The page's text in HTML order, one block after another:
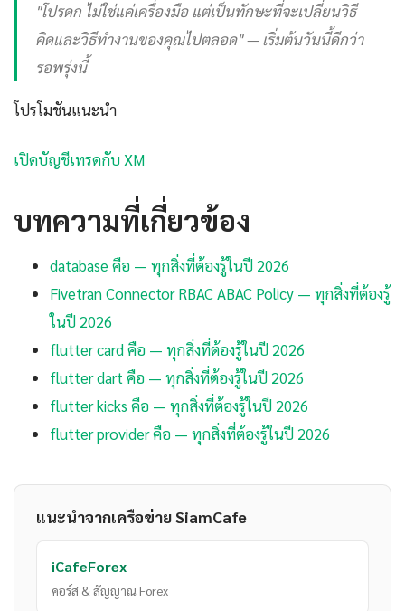
"โปรดก ไม่ใช่แค่เครื่องมือ แต่เป็นทักษะที่จะเปลี่ยนวิธี
คิดและวิธีทำงานของคุณไปตลอด" — เริ่มต้นวันนี้ดีกว่า
รอพรุ่งนี้
โปรโมชันแนะนำ
เปิดบัญชีเทรดกับ XM
บทความที่เกี่ยวข้อง
database คือ — ทุกสิ่งที่ต้องรู้ในปี 2026
Fivetran Connector RBAC ABAC Policy — ทุกสิ่งที่ต้องรู้
ในปี 2026
flutter card คือ — ทุกสิ่งที่ต้องรู้ในปี 2026
flutter dart คือ — ทุกสิ่งที่ต้องรู้ในปี 2026
flutter kicks คือ — ทุกสิ่งที่ต้องรู้ในปี 2026
flutter provider คือ — ทุกสิ่งที่ต้องรู้ในปี 2026
แนะนำจากเครือข่าย SiamCafe
iCafeForex
คอร์ส & สัญญาณ Forex